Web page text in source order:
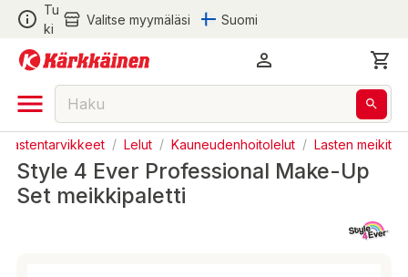
Tu
ki
Valitse myymäläsi Suomi
Lastentarvikkeet / Lelut / Kauneudenhoitolelut / Lasten meikit
Style 4 Ever Professional Make-Up
Set meikkipaletti